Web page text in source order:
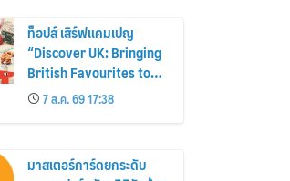
ท็อปส์ เสิร์ฟแคมเปญ
“Discover UK: Bringing
British Favourites to
You” ขนทัพของอร่อยและ
ไอเท็มฮิตจากสหราช
อาณาจักร ส่งตรงถึงมือ
ตั้งแต่วันนี้ – 18 สิงหาคมนี้
7 ส.ค. 69 17:38
มาสเตอร์การ์ดยกระดับ